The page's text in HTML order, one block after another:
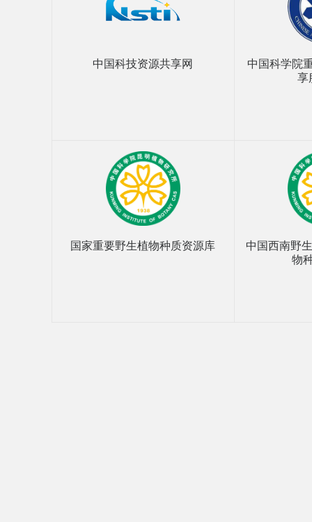
中国科技资源共享网
中国科学院
享
国家重要野生植物种质资源库
中国西南野
物